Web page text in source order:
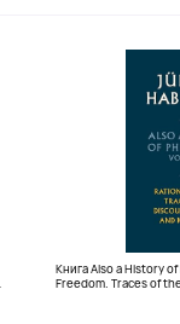
Книга Also a History
Freedom. Traces of